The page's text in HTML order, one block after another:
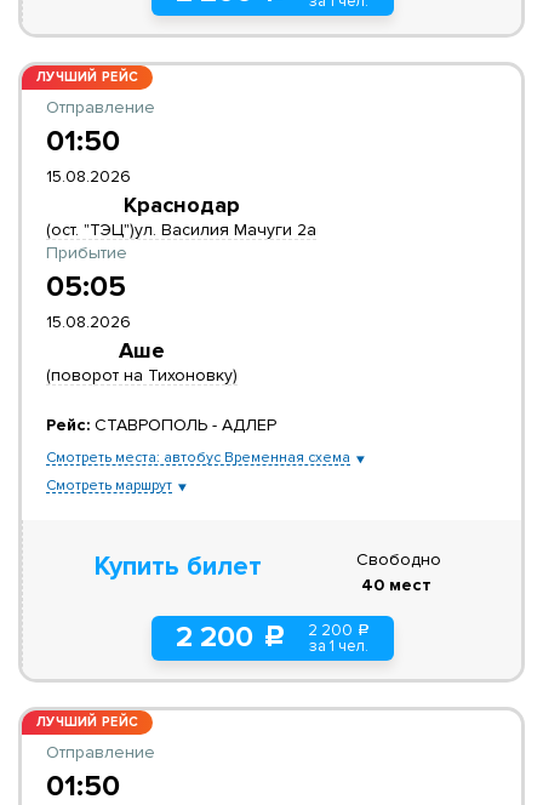
ЛУЧШИЙ РЕЙС
Отправление
01:50
15.08.2026
Краснодар
(ост. "ТЭЦ")ул. Василия Мачуги 2а
Прибытие
05:05
15.08.2026
Аше
(поворот на Тихоновку)
Рейс: СТАВРОПОЛЬ - АДЛЕР
Смотреть места: автобус Временная схема
Смотреть маршрут
Купить билет
2 200 c 2 200 a
за 1 чел.
Свободно
40 мест
ЛУЧШИЙ РЕЙС
Отправление
01:50